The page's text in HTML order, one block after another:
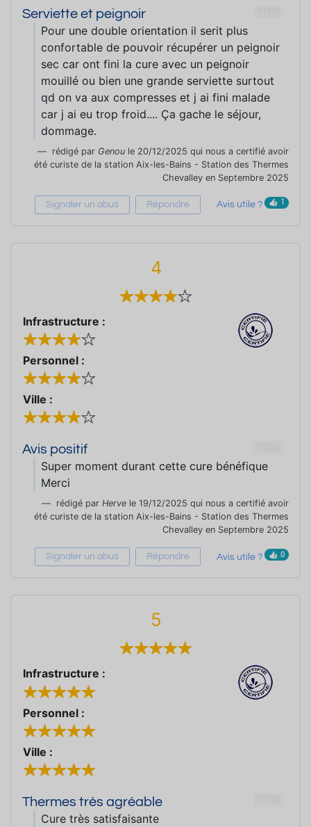
Serviette et peignoir
Pour une double orientation il serit plus
confortable de pouvoir récupérer un peignoir
sec car ont fini la cure avec un peignoir
mouillé ou bien une grande serviette surtout
qd on va aux compresses et j ai fini malade
car j ai eu trop froid.... Ça gache le séjour,
dommage.
rédigé par Genou le 20/12/2025 qui nous a certifié avoir
été curiste de la station Aix-les-Bains - Station des Thermes
Chevalley en Septembre 2025
Signaler un abus Répondre Avis utile ? 1
4
Infrastructure :
Personnel :
Ville :
Avis positif
Super moment durant cette cure bénéfique
Merci
rédigé par Herve le 19/12/2025 qui nous a certifié avoir
été curiste de la station Aix-les-Bains - Station des Thermes
Chevalley en Septembre 2025
Signaler un abus Répondre Avis utile ? 0
5
Infrastructure :
Personnel :
Ville :
Thermes très agréable
Cure très satisfaisante